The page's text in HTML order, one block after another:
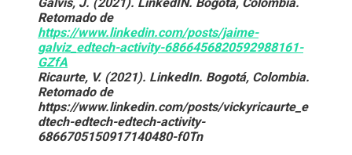
Retomado de
https://www.linkedin.com/posts/jaime-
galviz_edtech-activity-6866456820592988161-
GZfA
Ricaurte, V. (2021). LinkedIn. Bogotá, Colombia.
Retomado de
https://www.linkedin.com/posts/vickyricaurte_e
dtech-edtech-edtech-activity-
6866705150917140480-f0Tn